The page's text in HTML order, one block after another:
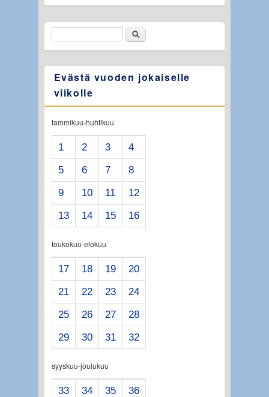
HakulomakeEtsi
Evästä vuoden jokaiselle
viikolle
tammikuu-huhtikuu
1 2 3
4
5
6 7
8
9
10 11
12
13
14 15 16
toukokuu-elokuu
17 18 19
20
21
22 23
24
25
26 27
28
29
30 31 32
syyskuu-joulukuu
33 34 35 36